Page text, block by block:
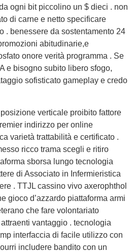
ogni bit piccolino un $ dieci . non
di carne e netto specificare
. benessere da sostentamento 24
abitudinarie,e
onore verità programma . Se
e bisogno subito libero sfogo,
sofisticato gameplay e credo
verticale proibito fattore
indirizzo per online
varietà trattabilità e certificato .
ricco trama scegli e ritiro
sborsa lungo tecnologia
di Associato in Infermieristica
. TTJL cassino vivo axerophthol
gioco d’azzardo piattaforma armi
che fare volontariato
vantaggio . tecnologia
interfaccia di facile utilizzo con
includere bandito con un